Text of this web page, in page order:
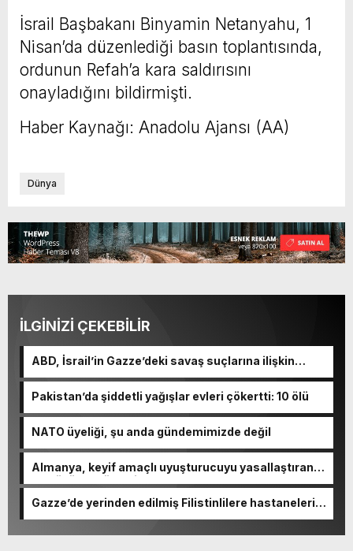
İsrail Başbakanı Binyamin Netanyahu, 1
Nisan’da düzenlediği basın toplantısında,
ordunun Refah’a kara saldırısını
onayladığını bildirmişti.
Haber Kaynağı: Anadolu Ajansı (AA)
Dünya
İLGİNİZİ ÇEKEBİLİR
ABD, İsrail’in Gazze’deki savaş suçlarına ilişkin
Pakistan’da şiddetli yağışlar evleri çökertti: 10 ölü
NATO üyeliği, şu anda gündemimizde değil
Almanya, keyif amaçlı uyuşturucuyu yasallaştıran
en büyük AB ülkesi oldu
Gazze’de yerinden edilmiş Filistinlilere hastaneleri